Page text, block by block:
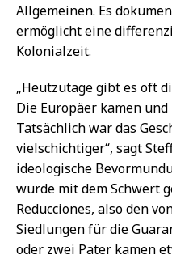
Allgemeinen. Es
ermöglicht eine
Kolonialzeit.
„Heutzutage gibt es oft
Die Europäer kamen
Tatsächlich war das
vielschichtiger“, sagt
ideologische
wurde mit dem Schwert
Reducciones, also den
Siedlungen für die
oder zwei Pater kamen